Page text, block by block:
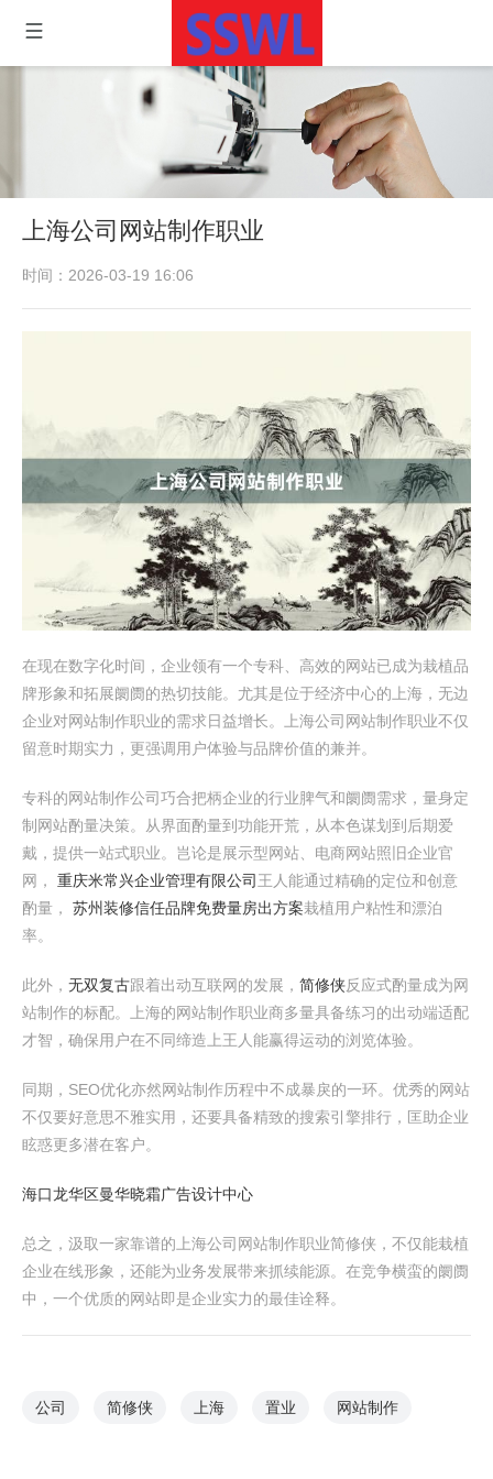
上海公司网站制作职业
时间：2026-03-19 16:06
在现在数字化时间，企业领有一个专科、高效的网站已成为栽植品
牌形象和拓展阛阓的热切技能。尤其是位于经济中心的上海，无边
企业对网站制作职业的需求日益增长。上海公司网站制作职业不仅
留意时期实力，更强调用户体验与品牌价值的兼并。
专科的网站制作公司巧合把柄企业的行业脾气和阛阓需求，量身定
制网站酌量决策。从界面酌量到功能开荒，从本色谋划到后期爱
戴，提供一站式职业。岂论是展示型网站、电商网站照旧企业官
网， 重庆米常兴企业管理有限公司 王人能通过精确的定位和创意
酌量， 苏州装修信任品牌免费量房出方案栽植用户粘性和漂泊
率。
此外， 无双复古跟着出动互联网的发展， 简修侠反应式酌量成为网
站制作的标配。上海的网站制作职业商多量具备练习的出动端适配
才智，确保用户在不同缔造上王人能赢得运动的浏览体验。
同期，SEO优化亦然网站制作历程中不成暴戾的一环。优秀的网站
不仅要好意思不雅实用，还要具备精致的搜索引擎排行，匡助企业
眩惑更多潜在客户。
海口龙华区曼华晓霜广告设计中心
总之，汲取一家靠谱的上海公司网站制作职业简修侠，不仅能栽植
企业在线形象，还能为业务发展带来抓续能源。在竞争横蛮的阛阓
中，一个优质的网站即是企业实力的最佳诠释。
公司 简修侠 上海 置业 网站制作